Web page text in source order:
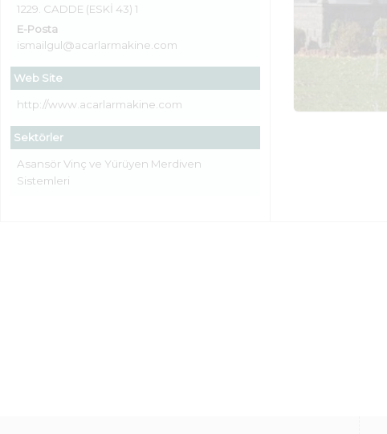
1229. CADDE (ESKİ 43) 1
E-Posta
ismailgul@acarlarmakine.com
Web Site
http://www.acarlarmakine.com
Sektörler
Asansör Vinç ve Yürüyen Merdiven
Sistemleri